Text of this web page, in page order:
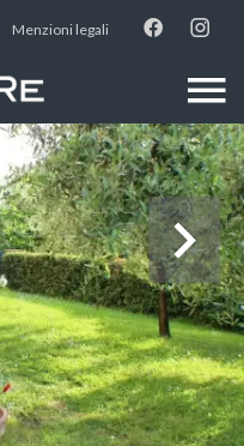
Menzioni legali